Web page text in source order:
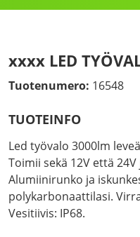
xxxx LED
Tuotenumero: 16548
TUOTEINFO
Led työvalo 3000lm
Toimii sekä 12V että
Alumiinirunko ja
polykarbonaattilasi.
Vesitiivis: IP68.